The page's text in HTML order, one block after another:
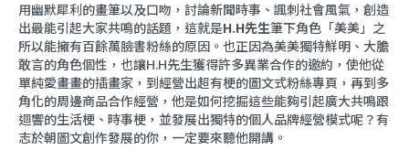
用幽默犀利的畫筆以及口吻，討論新聞時事、諷刺社會風氣，創造
出最能引起大家共鳴的話題，這就是H.H先生筆下角色「美美」之
所以能擁有百餘萬臉書粉絲的原因。也正因為美美獨特鮮明、大膽
敢言的角色個性，也讓H.H先生獲得許多異業合作的邀約，使他從
單純愛畫畫的插畫家，到經營出超有梗的圖文式粉絲專頁，再到多
角化的周邊商品合作經營，他是如何挖掘這些能夠引起廣大共鳴跟
迴響的生活梗、時事梗，並發展出獨特的個人品牌經營模式呢？有
志於朝圖文創作發展的你，一定要來聽他開講。